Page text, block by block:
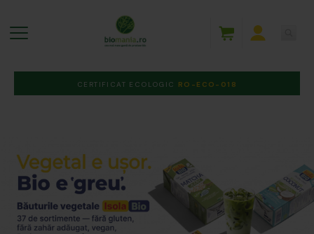
CERTIFICAT ECOLOGIC RO-ECO-018